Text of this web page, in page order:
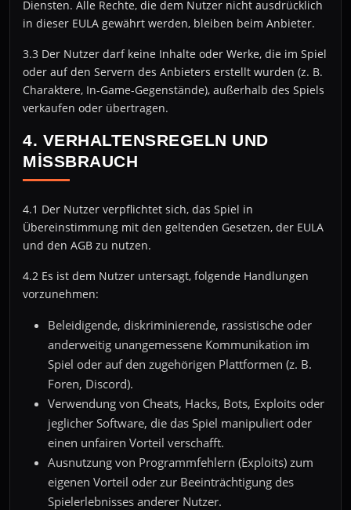
Diensten. Alle Rechte, die dem Nutzer nicht ausdrücklich
in dieser EULA gewährt werden, bleiben beim Anbieter.
3.3 Der Nutzer darf keine Inhalte oder Werke, die im Spiel
oder auf den Servern des Anbieters erstellt wurden (z. B.
Charaktere, In-Game-Gegenstände), außerhalb des Spiels
verkaufen oder übertragen.
4. VERHALTENSREGELN UND
MISSBRAUCH
4.1 Der Nutzer verpflichtet sich, das Spiel in
Übereinstimmung mit den geltenden Gesetzen, der EULA
und den AGB zu nutzen.
4.2 Es ist dem Nutzer untersagt, folgende Handlungen
vorzunehmen:
Beleidigende, diskriminierende, rassistische oder
anderweitig unangemessene Kommunikation im
Spiel oder auf den zugehörigen Plattformen (z. B.
Foren, Discord).
Verwendung von Cheats, Hacks, Bots, Exploits oder
jeglicher Software, die das Spiel manipuliert oder
einen unfairen Vorteil verschafft.
Ausnutzung von Programmfehlern (Exploits) zum
eigenen Vorteil oder zur Beeinträchtigung des
Spielerlebnisses anderer Nutzer.